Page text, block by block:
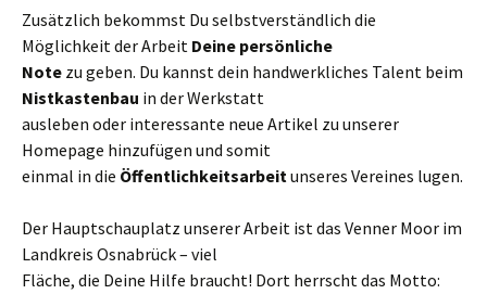
Zusätzlich bekommst Du selbstverständlich die
Möglichkeit der Arbeit Deine persönliche
Note zu geben. Du kannst dein handwerkliches Talent beim
Nistkastenbau in der Werkstatt
ausleben oder interessante neue Artikel zu unserer
Homepage hinzufügen und somit
einmal in die Öffentlichkeitsarbeitunseres Vereines lugen.
Der Hauptschauplatz unserer Arbeit ist das Venner Moor im
Landkreis Osnabrück – viel
Fläche, die Deine Hilfe braucht! Dort herrscht das Motto: